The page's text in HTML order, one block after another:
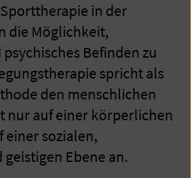
in der
die Möglichkeit,
Befinden zu
spricht als
den menschlichen
nur auf einer körperlichen
einer sozialen,
Ebene an.